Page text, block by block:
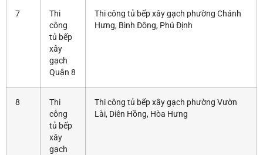
7
Thi
công
tủ bếp
xây
gạch
Quận 8
Thi công tủ bếp xây gạch phường Chánh
Hưng, Bình Đông, Phú Định
8
Thi
công
tủ bếp
xây
gạch
Thi công tủ bếp xây gạch phường Vườn
Lài, Diên Hồng, Hòa Hưng